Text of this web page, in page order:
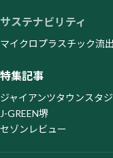
サステナビリティ
マイクロプラスチック流
特集記事
ジャイアンツタウンスタ
J-GREEN堺
セゾンレビュー